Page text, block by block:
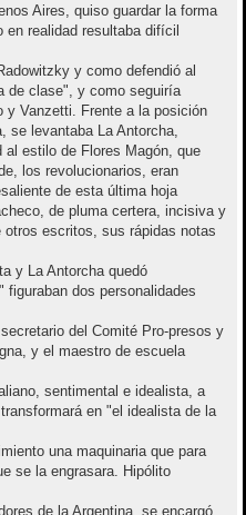
Aires, quiso guardar la forma
en realidad resultaba difícil
y como defendió al
de clase", y como seguiría
y Vanzetti. Frente a la posición
se levantaba La Antorcha,
al estilo de Flores Magón, que
los revolucionarios, eran
de esta última hoja
de pluma certera, incisiva y
escritos, sus rápidas notas
y La Antorcha quedó
dos personalidades
del Comité Pro-presos y
y el maestro de escuela
sentimental e idealista, a
en "el idealista de la
una maquinaria que para
se la engrasara. Hipólito
de la Argentina, se encargó,